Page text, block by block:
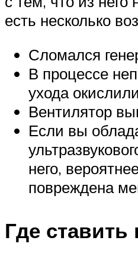
есть несколько
Сломался
В процессе
ухода
Вентилятор
Если вы
него,
повреждена
Где ставить